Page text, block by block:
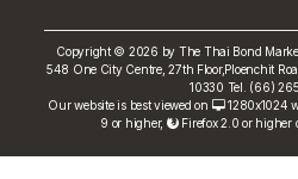
FRN Rate
Copyright © 2026 by The Thai Bond
548 One City Centre, 27th Floor,Ploenchit
10330 Tel. (66)
Our website is best viewed on
1280x1024
9 or higher,
Firefox 2.0 or higher